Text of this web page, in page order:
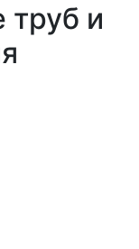
труб и